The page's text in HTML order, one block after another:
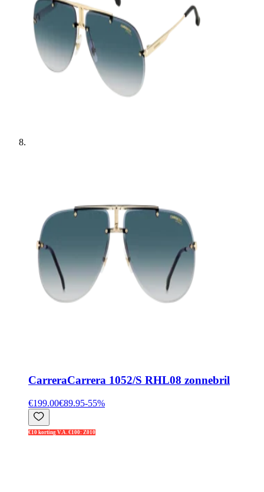
CarreraCarrera 1052/S RHL08 zonnebril
€199.00€89.95-55%
€10 korting V.A. €100: Z010